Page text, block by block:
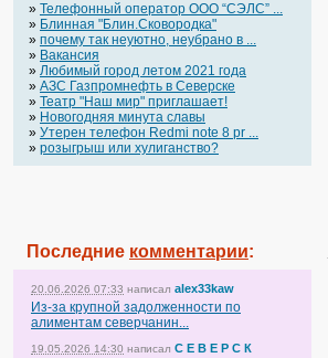
» Телефонный оператор OOO “СЭЛС” ...
» Блинная "Блин.Сковородка"
» почему так неуютно, неубрано в ...
» Вакансия
» Любимый город летом 2021 года
» АЗС Газпромнефть в Северске
» Театр "Наш мир" приглашает!
» Новогодняя минута славы
» Утерен телефон Redmi note 8 pr ...
» розыгрыш или хулиганство?
Последние комментарии:
20.06.2026 07:33 написал alex33kaw
Из-за крупной задолженности по
алиментам северчанин...
19.05.2026 14:30 написал С Е В Е Р С К